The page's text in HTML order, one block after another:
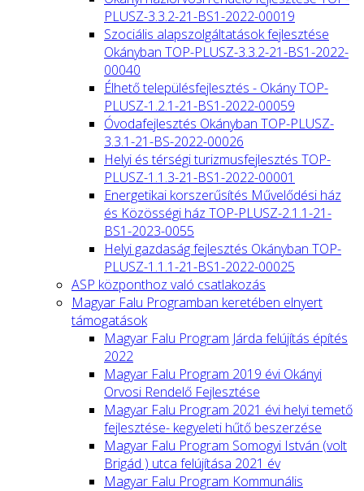
PLUSZ-3.3.2-21-BS1-2022-00019
Szociális alapszolgáltatások fejlesztése
Okányban TOP-PLUSZ-3.3.2-21-BS1-2022-
00040
Élhető településfejlesztés - Okány TOP-
PLUSZ-1.2.1-21-BS1-2022-00059
Óvodafejlesztés Okányban TOP-PLUSZ-
3.3.1-21-BS-2022-00026
Helyi és térségi turizmusfejlesztés TOP-
PLUSZ-1.1.3-21-BS1-2022-00001
Energetikai korszerűsítés Művelődési ház
és Közösségi ház TOP-PLUSZ-2.1.1-21-
BS1-2023-0055
Helyi gazdaság fejlesztés Okányban TOP-
PLUSZ-1.1.1-21-BS1-2022-00025
ASP központhoz való csatlakozás
Magyar Falu Programban keretében elnyert
támogatások
Magyar Falu Program Járda felújítás építés
2022
Magyar Falu Program 2019 évi Okányi
Orvosi Rendelő Fejlesztése
Magyar Falu Program 2021 évi helyi temető
fejlesztése- kegyeleti hűtő beszerzése
Magyar Falu Program Somogyi István (volt
Brigád ) utca felújítása 2021 év
Magyar Falu Program Kommunális